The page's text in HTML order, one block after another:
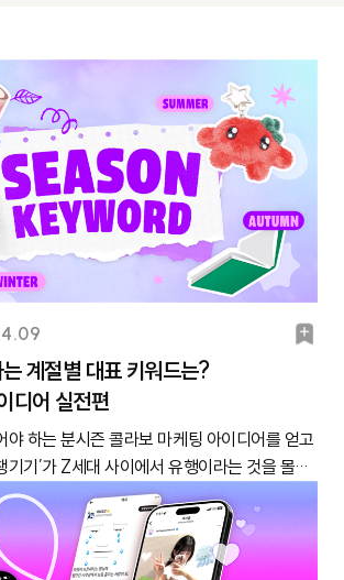
계절별 대표 키워드는?
디어 실전편
야 하는 분시즌 콜라보 마케팅 아이디어를 얻고
기기’가 Z세대 사이에서 유행이라는 것을 몰랐
에서 ‘제철 챙기기’가 유행인 것 아셨나요? 절
는 음식을 체크하고, 계절마다 꼭 가야 하는 핫
계절을 연상시키는 콘텐츠나 이벤트를 즐기는
북